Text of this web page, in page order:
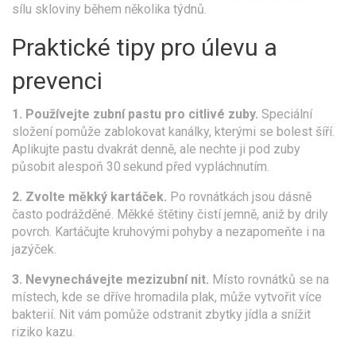
sílu skloviny během několika týdnů.
Praktické tipy pro úlevu a
prevenci
1. Používejte zubní pastu pro citlivé zuby. Speciální
složení pomůže zablokovat kanálky, kterými se bolest šíří.
Aplikujte pastu dvakrát denně, ale nechte ji pod zuby
působit alespoň 30 sekund před vypláchnutím.
2. Zvolte měkký kartáček. Po rovnátkách jsou dásně
často podrážděné. Měkké štětiny čistí jemně, aniž by drily
povrch. Kartáčujte kruhovými pohyby a nezapomeňte i na
jazýček.
3. Nevynechávejte mezizubní nit. Místo rovnátků se na
místech, kde se dříve hromadila plak, může vytvořit více
bakterií. Nit vám pomůže odstranit zbytky jídla a snížit
riziko kazu.